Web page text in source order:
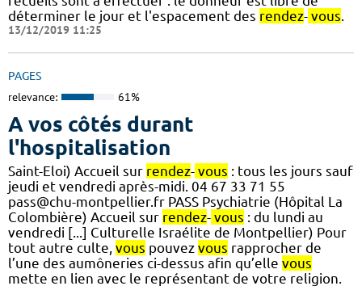
déterminer le jour et l'espacement des rendez- vous.
13/12/2019 11:25
PAGES
relevance: 61%
A vos côtés durant
l'hospitalisation
Saint-Eloi) Accueil sur rendez- vous : tous les jours sauf
jeudi et vendredi après-midi. 04 67 33 71 55
pass@chu-montpellier.fr PASS Psychiatrie (Hôpital La
Colombière) Accueil sur rendez- vous : du lundi au
vendredi [...] Culturelle Israélite de Montpellier) Pour
tout autre culte, vous pouvez vous rapprocher de
l’une des aumôneries ci-dessus afin qu’elle vous
mette en lien avec le représentant de votre religion.